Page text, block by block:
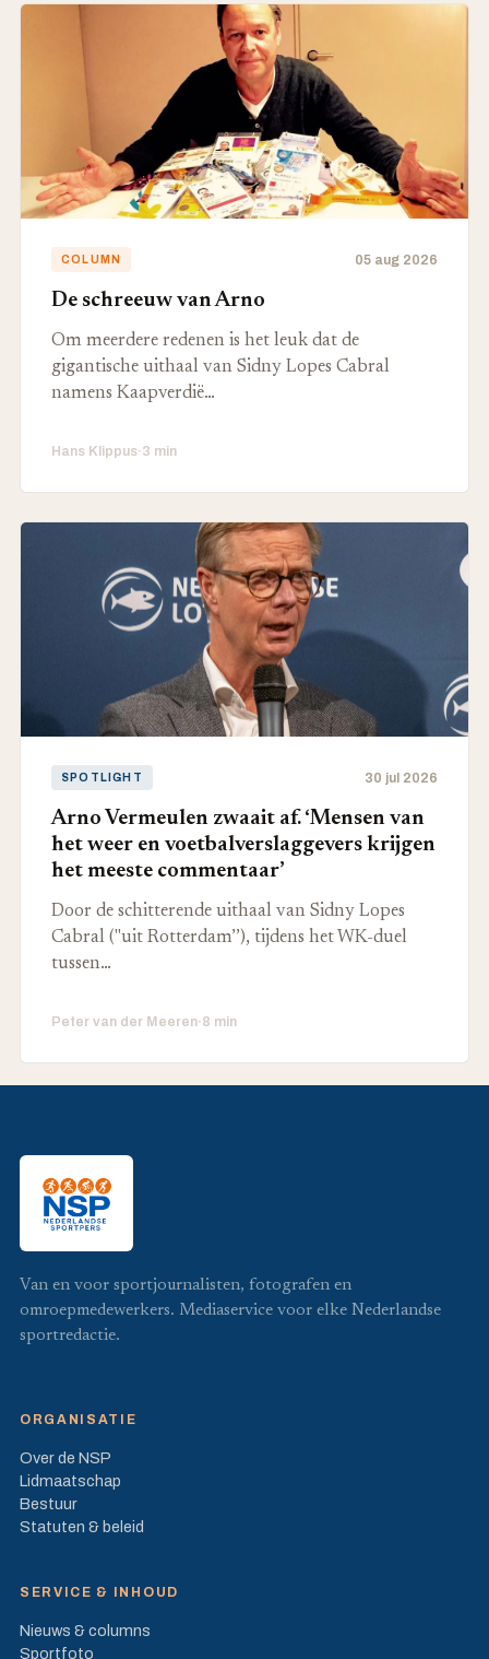
COLUMN 05 aug 2026
De schreeuw van Arno
Om meerdere redenen is het leuk dat de
gigantische uithaal van Sidny Lopes Cabral
namens Kaapverdië…
Hans Klippus·3 min
SPOTLIGHT 30 jul 2026
Arno Vermeulen zwaait af. ‘Mensen van
het weer en voetbalverslaggevers krijgen
het meeste commentaar’
Door de schitterende uithaal van Sidny Lopes
Cabral ("uit Rotterdam’’), tijdens het WK-duel
tussen…
Peter van der Meeren·8 min
Van en voor sportjournalisten, fotografen en
omroepmedewerkers. Mediaservice voor elke Nederlandse
sportredactie.
ORGANISATIE
Over de NSP
Lidmaatschap
Bestuur
Statuten & beleid
SERVICE & INHOUD
Nieuws & columns
Sportfoto